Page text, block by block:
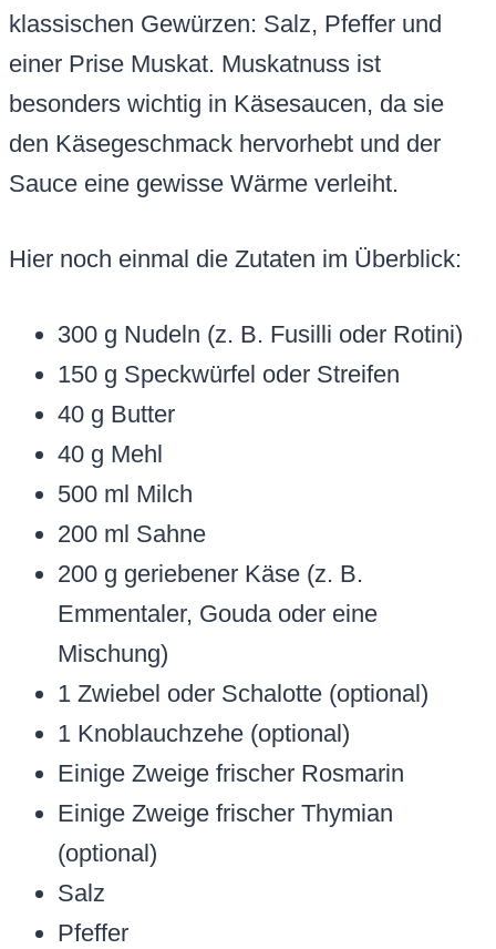
klassischen Gewürzen: Salz, Pfeffer und
einer Prise Muskat. Muskatnuss ist
besonders wichtig in Käsesaucen, da sie
den Käsegeschmack hervorhebt und der
Sauce eine gewisse Wärme verleiht.
Hier noch einmal die Zutaten im Überblick:
300 g Nudeln (z. B. Fusilli oder Rotini)
150 g Speckwürfel oder Streifen
40 g Butter
40 g Mehl
500 ml Milch
200 ml Sahne
200 g geriebener Käse (z. B.
Emmentaler, Gouda oder eine
Mischung)
1 Zwiebel oder Schalotte (optional)
1 Knoblauchzehe (optional)
Einige Zweige frischer Rosmarin
Einige Zweige frischer Thymian
(optional)
Salz
Pfeffer